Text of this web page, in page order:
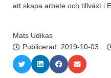
att skapa arbete och tillväxt i
Mats Udikas
Publicerad: 2019-10-03